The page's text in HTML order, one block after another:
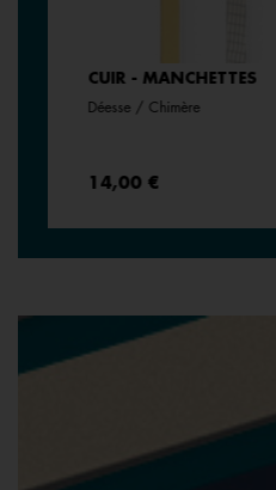
CUIR - MANCHETTES
Déesse / Chimère
14,00 €